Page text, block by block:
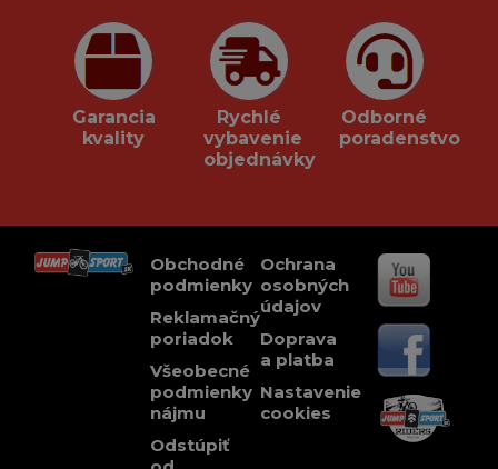
Garancia
kvality
Rychlé
vybavenie
objednávky
Odborné
poradenstvo
Obchodné
podmienky
Reklamačný
poriadok
Všeobecné
podmienky
nájmu
Odstúpiť
Ochrana
osobných
údajov
Doprava
a platba
Nastavenie
cookies